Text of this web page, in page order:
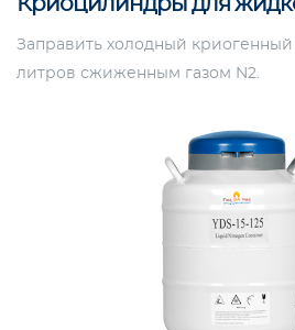
Криоцилиндры для
Заправить холодный
литров сжиженным газом N2.